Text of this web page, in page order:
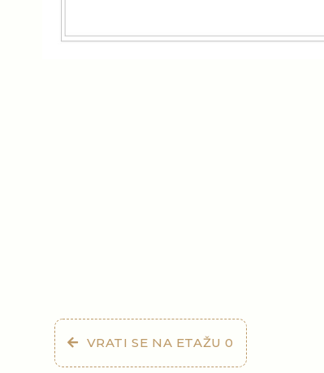
VRATI SE NA ETAŽU 0